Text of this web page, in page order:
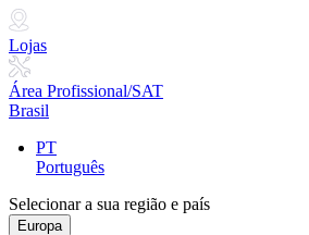
Lojas
Área Profissional/SAT
Brasil
PT
Português
Selecionar a sua região e país
Europa